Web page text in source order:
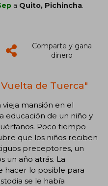
a Quito, Pichincha.
Comparte y gana
dinero
de Tuerca"
mansión en el
educación de un niño y
Poco tiempo
que los niños reciben
preceptores, un
un año atrás. La
hacer lo posible para
se le había